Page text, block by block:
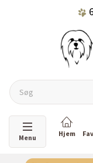
Skifte navigation
Menu